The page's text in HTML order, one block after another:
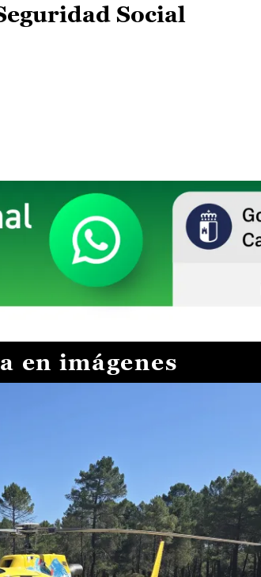
Social
en imágenes